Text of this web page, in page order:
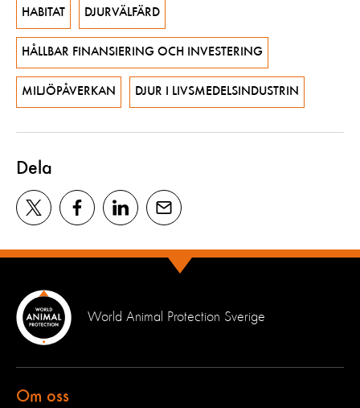
HABITAT DJURVÄLFÄRD
HÅLLBAR FINANSIERING OCH INVESTERING
MILJÖPÅVERKAN DJUR I LIVSMEDELSINDUSTRIN
Dela
World Animal Protection Sverige
Om oss